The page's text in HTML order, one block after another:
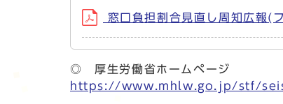
窓口負担割合見直し周知広
◎ 厚生労働省ホームページ
https://www.mhlw.go.jp/stf/